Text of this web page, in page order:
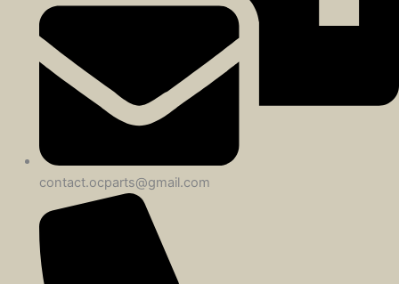
contact.ocparts@gmail.com